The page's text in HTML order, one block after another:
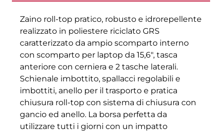
Zaino roll-top pratico, robusto e idrorepellente
realizzato in poliestere riciclato GRS
caratterizzato da ampio scomparto interno
con scomparto per laptop da 15,6", tasca
anteriore con cerniera e 2 tasche laterali.
Schienale imbottito, spallacci regolabili e
imbottiti, anello per il trasporto e pratica
chiusura roll-top con sistema di chiusura con
gancio ed anello. La borsa perfetta da
utilizzare tutti i giorni con un impatto